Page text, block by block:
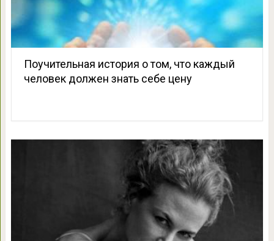
Поучительная история о том, что каждый
человек должен знать себе цену